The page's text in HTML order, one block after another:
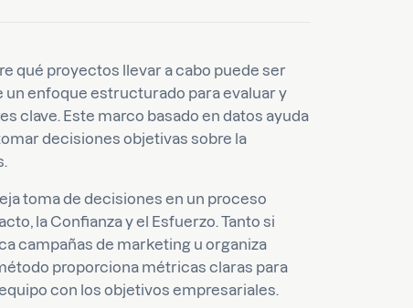
qué proyectos llevar a cabo puede ser
un enfoque estructurado para evaluar y
clave. Este marco basado en datos ayuda
decisiones objetivas sobre la
toma de decisiones en un proceso
la Confianza y el Esfuerzo. Tanto si
campañas de marketing u organiza
proporciona métricas claras para
con los objetivos empresariales.